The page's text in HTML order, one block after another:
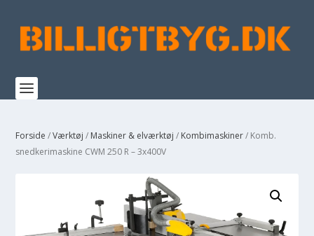
Forside /Værktøj / Maskiner & elværktøj / Kombimaskiner/ Komb.
snedkerimaskine CWM 250 R – 3x400V